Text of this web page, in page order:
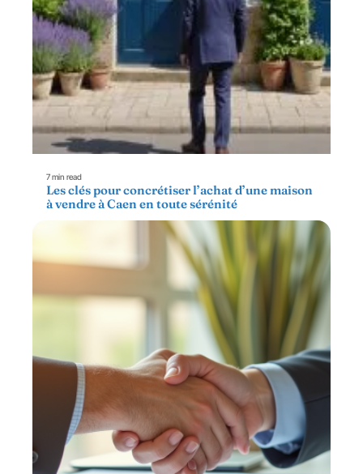
7 min read
Les clés pour concrétiser l’achat d’une maison
à vendre à Caen en toute sérénité